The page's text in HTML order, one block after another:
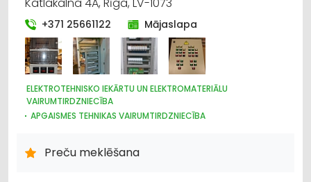
+371 25661122 Mājaslapa
ELEKTROTEHNISKO IEKĀRTU UN ELEKTROMATERIĀLU
VAIRUMTIRDZNIECĪBA
APGAISMES TEHNIKAS VAIRUMTIRDZNIECĪBA
TIRDZNIECĪBA
Preču meklēšana